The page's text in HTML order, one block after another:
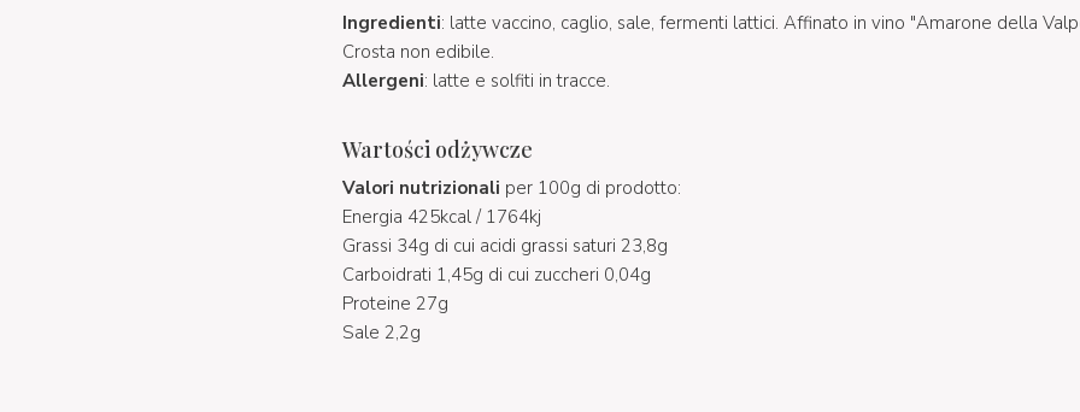
Ingredienti: latte vaccino, caglio, sale, fermenti lattici. Affinato in vino "Amarone della
Crosta non edibile.
Allergeni: latte e solfiti in tracce.
Wartości odżywcze
Valori nutrizionali per 100g di prodotto:
Energia 425kcal / 1764kj
Grassi 34g di cui acidi grassi saturi 23,8g
Carboidrati 1,45g di cui zuccheri 0,04g
Proteine 27g
Sale 2,2g